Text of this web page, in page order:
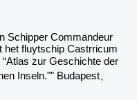
Schipper Commandeur
het fluytschip Castrricum
zur Geschichte der
Inseln."" Budapest、